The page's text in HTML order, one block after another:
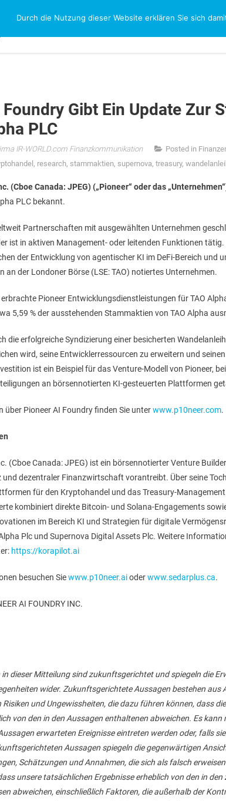
NEWS-RESEARCH
Gibt Ein Update Zur
PLC
IR-WORLD.com Finanzkommunikation Posted in
, research, stammaktien, supernova, treasury,
(Cboe Canada: JPEG) („Pioneer“ oder das
PLC bekannt.
Partnerschaften mit ausgewählten Unternehmen
ist in aktiven Management- oder leitenden Funktionen
der Entwicklung von agentischer KI im DeFi-Bereich und
an der Londoner Börse (LSE: TAO) notiertes Unternehmen.
Pioneer Entwicklungsdienstleistungen für TAO
5,59 % der ausstehenden Stammaktien von TAO Alpha
die erfolgreiche Syndizierung einer besicherten
wird, seine Entwicklerressourcen zu erweitern und
ist ein Beispiel für das Venture-Modell von Pioneer,
an börsennotierten KI-gesteuerten Plattformen
über Pioneer AI Foundry finden Sie unterwww.p10neer.com.
(Cboe Canada: JPEG) ist ein börsennotierter Venture
und dezentraler Finanzwirtschaft vorantreibt. Über seine
für den Kryptohandel und das Treasury-
kombiniert direkte Bitcoin- und Solana-Engagements
im Bereich KI und Strategien für digitale
Plc und Supernova Digital Assets Plc. Weitere
https://korapilot.ai
besuchen Siewww.p10neer.aioderwww.sedarplus.ca.
AI FOUNDRY INC.
dieser Mitteilung sind zukunftsgerichtet und spiegeln die
wider. Zukunftsgerichtete Aussagen bestehen
und Ungewissheiten, die dazu führen können, dass
von den in den Aussagen enthaltenen abweichen. Es
erwarteten Ereignisse eintreten werden oder, falls
Aussagen spiegeln die gegenwärtigen
Schätzungen und Annahmen, die sich als falsch
unsere tatsächlichen Ergebnisse erheblich von den in
abweichen, einschließlich Faktoren, die außerhalb der
Durch die Nutzung dieser Website erklären Sie sich